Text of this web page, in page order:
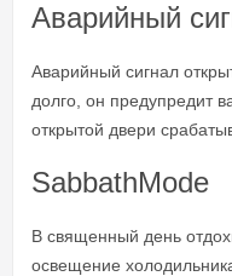
Аварийный
Аварийный сигнал
долго, он предупредит
открытой двери
SabbathMode
В священный день
освещение